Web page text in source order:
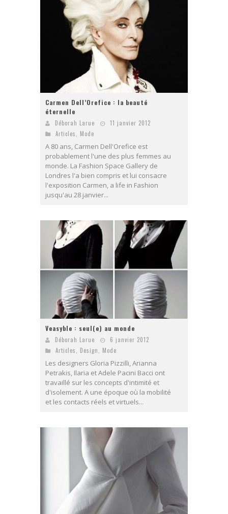
Carmen Dell’Orefice : la beauté
éternelle
Déborah Larue
11 janvier 2012
Articles
Mode
A 80 ans, Carmen Dell'Orefice est
probablement l'une des plus femmes au
monde. La Fashion Space Gallery de
Londres l'a bien compris et lui consacre
l'exposition Carmen, a life in Fashion
jusqu'au 28 janvier...
Veasyble : seul(e) au monde
Déborah Larue
6 janvier 2012
Articles
Design Mode
Les designers Gloria Pizzilli, Arianna
Petrakis, Ilaria et Adele Pacini Bacci ont
travaillé sur les concepts d'intimité et
d'isolement. A une époque où la mobilité
et les contacts réels et virtuels...